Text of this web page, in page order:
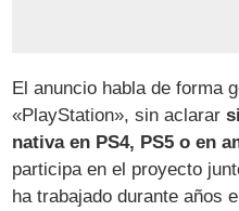
El anuncio habla de forma
«PlayStation», sin aclarar
nativa en PS4, PS5 o en
participa en el proyecto
ha trabajado durante años